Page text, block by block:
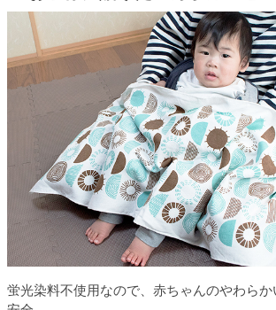
蛍光染料不使用なので、赤ちゃんのやわらか